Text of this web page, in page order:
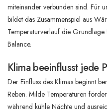
miteinander verbunden sind. Für
bildet das Zusammenspiel aus
Temperaturverlauf die
Balance.
Klima beeinflusst jede
Der Einfluss des Klimas beginnt
Reben. Milde Temperaturen
während kühle Nächte und